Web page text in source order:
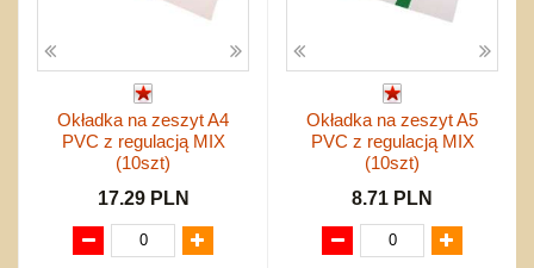
Okładka na zeszyt A4
PVC z regulacją MIX
(10szt)
17.29 PLN
Okładka na zeszyt A5
PVC z regulacją MIX
(10szt)
8.71 PLN